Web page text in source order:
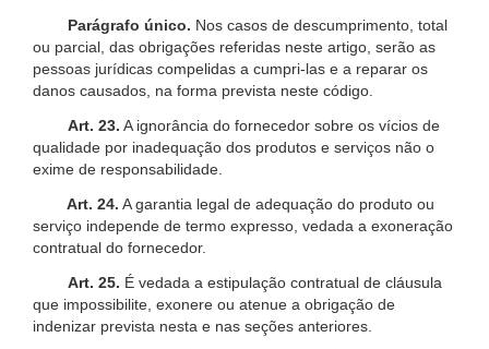
Parágrafo único. Nos casos de descumprimento, total
ou parcial, das obrigações referidas neste artigo, serão as
pessoas jurídicas compelidas a cumpri-las e a reparar os
danos causados, na forma prevista neste código.
Art. 23. A ignorância do fornecedor sobre os vícios de
qualidade por inadequação dos produtos e serviços não o
exime de responsabilidade.
Art. 24. A garantia legal de adequação do produto ou
serviço independe de termo expresso, vedada a exoneração
contratual do fornecedor.
Art. 25. É vedada a estipulação contratual de cláusula
que impossibilite, exonere ou atenue a obrigação de
indenizar prevista nesta e nas seções anteriores.